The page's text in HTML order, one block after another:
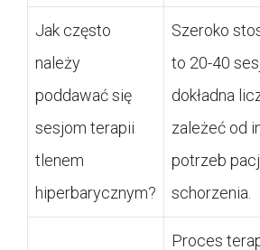
Jak często
należy
poddawać się
sesjom terapii
tlenem
hiperbarycznym?
Szeroko
to 20-40
dokładna
zależeć od
potrzeb
schorzenia.
Proces